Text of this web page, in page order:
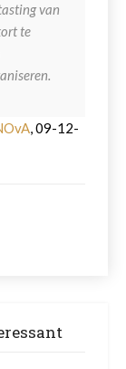
van
te
, 09-12-